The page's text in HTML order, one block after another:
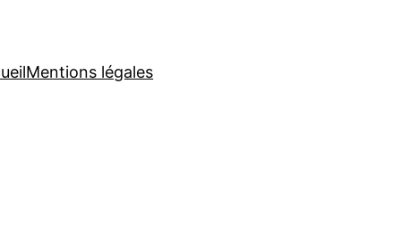
Mentions légales